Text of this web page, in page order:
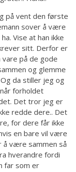
på vent den første
sover å være
Vise at han ikke
sitt. Derfor er
på de gode
og glemme
da stiller jeg og
forholdet
Det tror jeg er
redde dere.. Det
for dere får ikke
en bare vil være
være sammen så
hverandre fordi
far som er